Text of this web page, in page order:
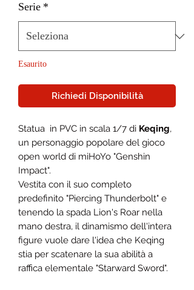
Serie *
Esaurito
Richiedi Disponibilità
Statua in PVC in scala 1/7 di Keqing,
un personaggio popolare del gioco
open world di miHoYo "Genshin
Impact".
Vestita con il suo completo
predefinito "Piercing Thunderbolt" e
tenendo la spada Lion's Roar nella
mano destra, il dinamismo dell'intera
figure vuole dare l'idea che Keqing
stia per scatenare la sua abilità a
raffica elementale "Starward Sword".